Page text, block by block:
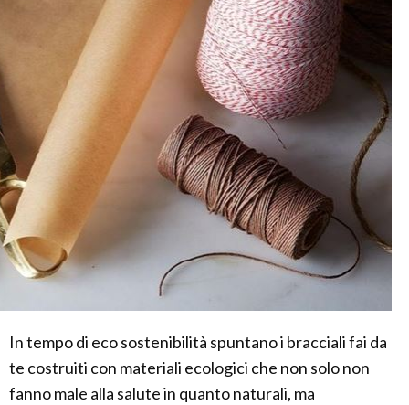
In tempo di eco sostenibilità spuntano i bracciali fai da
te costruiti con materiali ecologici che non solo non
fanno male alla salute in quanto naturali, ma